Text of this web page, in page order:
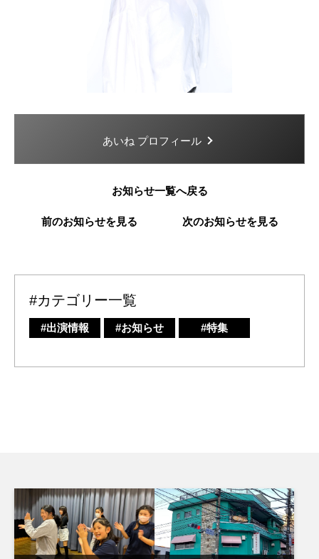
あいね プロフィール
前のお知らせを見る
お知らせ一覧へ戻る
次のお知らせを見る
#カテゴリー一覧
#出演情報 #お知らせ #特集